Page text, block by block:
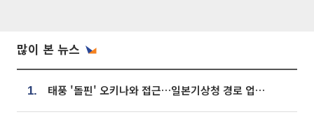
많이 본 뉴스
1. 태풍 '돌핀' 오키나와 접근…일본기상청 경로 업데이트